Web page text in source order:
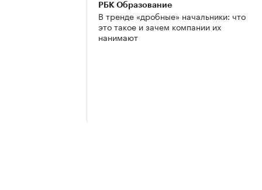
РБК Образование
В тренде «дробные» начальники: что
это такое и зачем компании их
нанимают